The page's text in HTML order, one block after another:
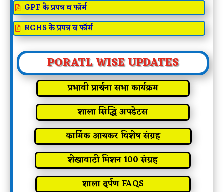
 GPF के प्रपत्र व फॉर्म
 RGHS के प्रपत्र व फॉर्म
PORATL WISE UPDATES
प्रभावी प्रार्थना सभा कार्यक्रम
शाला सिद्धि अपडेटस
कार्मिक आयकर विशेष संग्रह
शेखावाटी मिशन 100 संग्रह
शाला दर्पण FAQS